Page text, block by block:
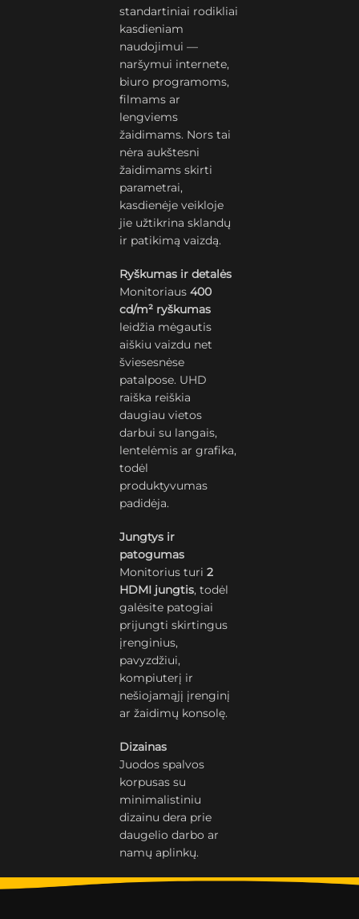
standartiniai rodikliai
kasdieniam
naudojimui —
naršymui internete,
biuro programoms,
filmams ar
lengviems
žaidimams. Nors tai
nėra aukštesni
žaidimams skirti
parametrai,
kasdienėje veikloje
jie užtikrina sklandų
ir patikimą vaizdą.
Ryškumas ir detalės
Monitoriaus400
cd/m² ryškumas
leidžia mėgautis
aiškiu vaizdu net
šviesesnėse
patalpose. UHD
raiška reiškia
daugiau vietos
darbui su langais,
lentelėmis ar grafika,
todėl
produktyvumas
padidėja.
Jungtys ir
patogumas
Monitorius turi2
HDMI jungtis, todėl
galėsite patogiai
prijungti skirtingus
įrenginius,
pavyzdžiui,
kompiuterį ir
nešiojamąjį įrenginį
ar žaidimų konsolę.
Dizainas
Juodos spalvos
korpusas su
minimalistiniu
dizainu dera prie
daugelio darbo ar
namų aplinkų.